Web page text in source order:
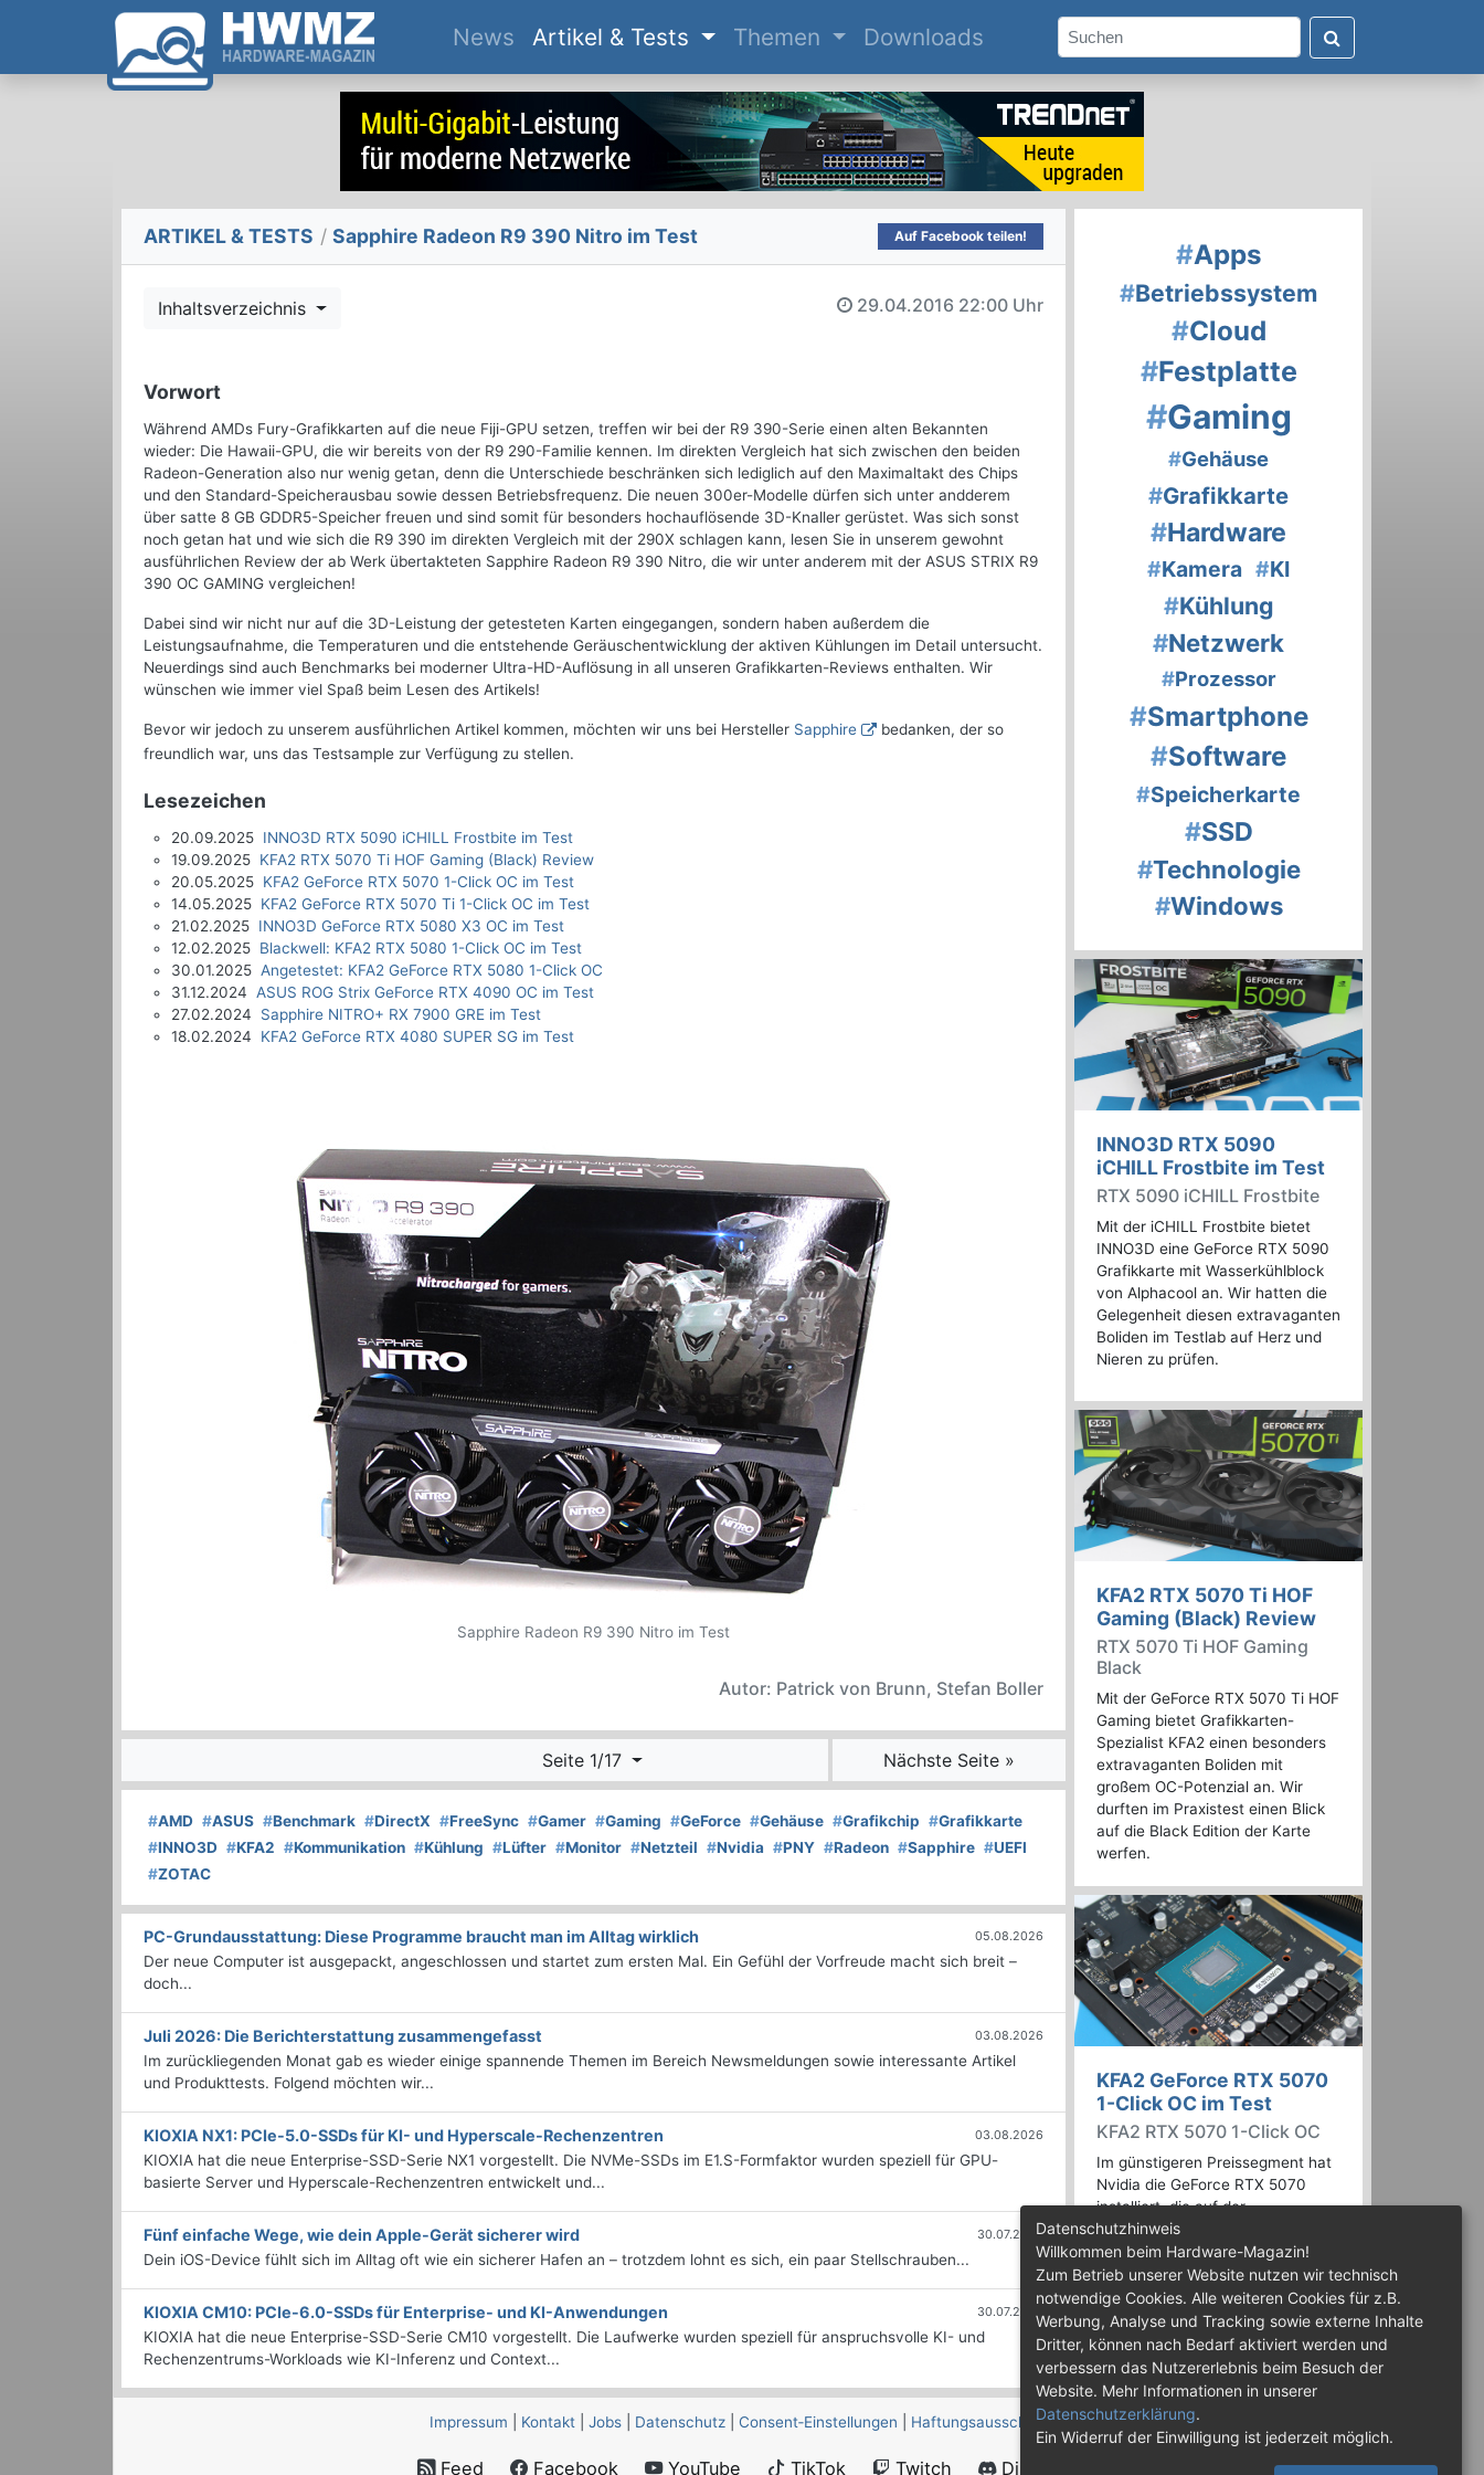
News(current)
Artikel & Tests Themen Downloads
ARTIKEL & TESTS / Sapphire Radeon R9 390 Nitro im Test Auf Facebook teilen!
Inhaltsverzeichnis 29.04.2016 22:00 Uhr
Vorwort
Während AMDs Fury-Grafikkarten auf die neue Fiji-GPU setzen, treffen wir bei der R9 390-Serie einen alten Bekannten
wieder: Die Hawaii-GPU, die wir bereits von der R9 290-Familie kennen. Im direkten Vergleich hat sich zwischen den beiden
Radeon-Generation also nur wenig getan, denn die Unterschiede beschränken sich lediglich auf den Maximaltakt des Chips
und den Standard-Speicherausbau sowie dessen Betriebsfrequenz. Die neuen 300er-Modelle dürfen sich unter andderem
über satte 8 GB GDDR5-Speicher freuen und sind somit für besonders hochauflösende 3D-Knaller gerüstet. Was sich sonst
noch getan hat und wie sich die R9 390 im direkten Vergleich mit der 290X schlagen kann, lesen Sie in unserem gewohnt
ausführlichen Review der ab Werk übertakteten Sapphire Radeon R9 390 Nitro, die wir unter anderem mit der ASUS STRIX R9
390 OC GAMING vergleichen!
Dabei sind wir nicht nur auf die 3D-Leistung der getesteten Karten eingegangen, sondern haben außerdem die
Leistungsaufnahme, die Temperaturen und die entstehende Geräuschentwicklung der aktiven Kühlungen im Detail untersucht.
Neuerdings sind auch Benchmarks bei moderner Ultra-HD-Auflösung in all unseren Grafikkarten-Reviews enthalten. Wir
wünschen wie immer viel Spaß beim Lesen des Artikels!
Bevor wir jedoch zu unserem ausführlichen Artikel kommen, möchten wir uns bei Hersteller Sapphire
bedanken, der so
freundlich war, uns das Testsample zur Verfügung zu stellen.
Lesezeichen
20.09.2025 INNO3D RTX 5090 iCHILL Frostbite im Test
19.09.2025 KFA2 RTX 5070 Ti HOF Gaming (Black) Review
20.05.2025 KFA2 GeForce RTX 5070 1-Click OC im Test
14.05.2025 KFA2 GeForce RTX 5070 Ti 1-Click OC im Test
21.02.2025 INNO3D GeForce RTX 5080 X3 OC im Test
12.02.2025 Blackwell: KFA2 RTX 5080 1-Click OC im Test
30.01.2025 Angetestet: KFA2 GeForce RTX 5080 1-Click OC
31.12.2024 ASUS ROG Strix GeForce RTX 4090 OC im Test
27.02.2024 Sapphire NITRO+ RX 7900 GRE im Test
18.02.2024 KFA2 GeForce RTX 4080 SUPER SG im Test
Sapphire Radeon R9 390 Nitro im Test
Autor: Patrick von Brunn, Stefan Boller
Seite 1/17 Nächste Seite »
#AMD #ASUS #Benchmark #DirectX #FreeSync #Gamer #Gaming #GeForce #Gehäuse #Grafikchip #Grafikkarte
#INNO3D #KFA2 #Kommunikation #Kühlung #Lüfter #Monitor #Netzteil #Nvidia #PNY #Radeon #Sapphire #UEFI
#ZOTAC
PC-Grundausstattung: Diese Programme braucht man im Alltag wirklich 05.08.2026
Der neue Computer ist ausgepackt, angeschlossen und startet zum ersten Mal. Ein Gefühl der Vorfreude macht sich breit –
doch...
Juli 2026: Die Bericht­erstattung zusammengefasst 03.08.2026
Im zurückliegenden Monat gab es wieder einige spannende Themen im Bereich Newsmeldungen sowie interessante Artikel
und Produkttests. Folgend möchten wir...
KIOXIA NX1: PCIe-5.0-SSDs für KI- und Hyperscale-Rechenzentren 03.08.2026
KIOXIA hat die neue Enterprise-SSD-Serie NX1 vorgestellt. Die NVMe-SSDs im E1.S-Formfaktor wurden speziell für GPU-
basierte Server und Hyperscale-Rechenzentren entwickelt und...
Fünf einfache Wege, wie dein Apple-Gerät sicherer wird 30.07.2026
Dein iOS-Device fühlt sich im Alltag oft wie ein sicherer Hafen an – trotzdem lohnt es sich, ein paar Stellschrauben...
KIOXIA CM10: PCIe-6.0-SSDs für Enterprise- und KI-Anwendungen 30.07.2026
KIOXIA hat die neue Enterprise-SSD-Serie CM10 vorgestellt. Die Laufwerke wurden speziell für anspruchsvolle KI- und
Rechenzentrums-Workloads wie KI-Inferenz und Context...
#Apps
#Betriebssystem
#Cloud
#Festplatte
#Gaming
#Gehäuse
#Grafikkarte
#Hardware
#Kamera #KI
#Kühlung
#Netzwerk
#Prozessor
#Smartphone
#Software
#Speicherkarte
#SSD
#Technologie
#Windows
INNO3D RTX 5090
iCHILL Frostbite im Test
RTX 5090 iCHILL Frostbite
Mit der iCHILL Frostbite bietet
INNO3D eine GeForce RTX 5090
Grafikkarte mit Wasserkühlblock
von Alphacool an. Wir hatten die
Gelegenheit diesen extravaganten
Boliden im Testlab auf Herz und
Nieren zu prüfen.
KFA2 RTX 5070 Ti HOF
Gaming (Black) Review
RTX 5070 Ti HOF Gaming
Black
Mit der GeForce RTX 5070 Ti HOF
Gaming bietet Grafikkarten-
Spezialist KFA2 einen besonders
extravaganten Boliden mit
großem OC-Potenzial an. Wir
durften im Praxistest einen Blick
auf die Black Edition der Karte
werfen.
KFA2 GeForce RTX 5070
1-Click OC im Test
KFA2 RTX 5070 1-Click OC
Im günstigeren Preissegment hat
Nvidia die GeForce RTX 5070
installiert, die auf der
abgespeckten Blackwell-Variante
GB205 basiert. Wir haben uns ein
Custom-Design von Hersteller
KFA2 im Test genauer angesehen.
Impressum Kontakt Jobs Datenschutz Consent‑Einstellungen Haftungsausschluss
Feed Facebook YouTube TikTok Twitch Discord
Datenschutzhinweis
Willkommen beim Hardware-Magazin!
Zum Betrieb unserer Website nutzen wir technisch
notwendige Cookies. Alle weiteren Cookies für z.B.
Werbung, Analyse und Tracking sowie externe Inhalte
Dritter, können nach Bedarf aktiviert werden und
verbessern das Nutzererlebnis beim Besuch der
Website. Mehr Informationen in unserer
Datenschutzerklärung.
Ein Widerruf der Einwilligung ist jederzeit möglich.